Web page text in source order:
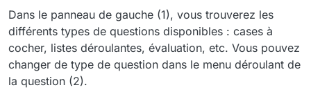
Dans le panneau de gauche (1), vous trouverez les
différents types de questions disponibles : cases à
cocher, listes déroulantes, évaluation, etc. Vous pouvez
changer de type de question dans le menu déroulant de
la question (2).